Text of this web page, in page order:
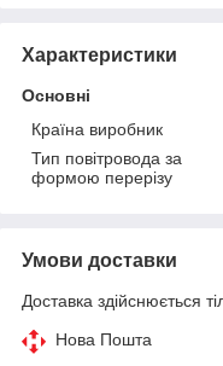
Характеристики
Основні
Країна виробник
Тип повітровода за
формою перерізу
Умови доставки
Доставка здійснюється
Нова Пошта